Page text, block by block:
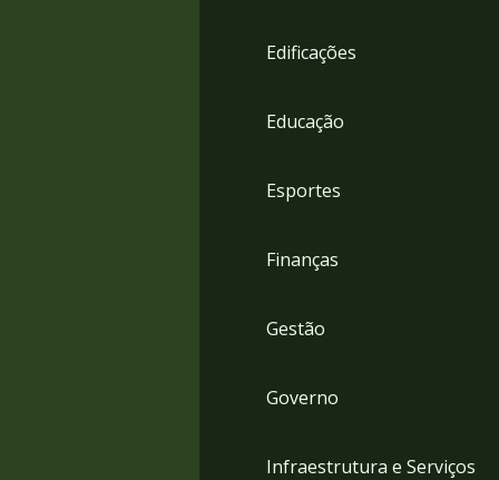
Edificações
Educação
Esportes
Finanças
Gestão
Governo
Infraestrutura e Serviços